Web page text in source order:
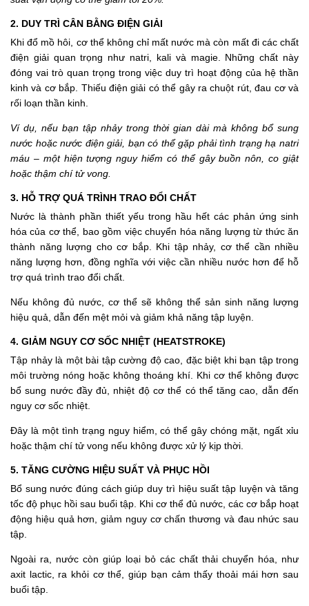
2. DUY TRÌ CÂN BẰNG ĐIỆN GIẢI
Khi đổ mồ hôi, cơ thể không chỉ mất nước mà còn mất đi các chất
điện giải quan trọng như natri, kali và magie. Những chất này
đóng vai trò quan trọng trong việc duy trì hoạt động của hệ thần
kinh và cơ bắp. Thiếu điện giải có thể gây ra chuột rút, đau cơ và
rối loạn thần kinh.
Ví dụ, nếu bạn tập nhảy trong thời gian dài mà không bổ sung
nước hoặc nước điện giải, bạn có thể gặp phải tình trạng hạ natri
máu – một hiện tượng nguy hiểm có thể gây buồn nôn, co giật
hoặc thậm chí tử vong.
3. HỖ TRỢ QUÁ TRÌNH TRAO ĐỔI CHẤT
Nước là thành phần thiết yếu trong hầu hết các phản ứng sinh
hóa của cơ thể, bao gồm việc chuyển hóa năng lượng từ thức ăn
thành năng lượng cho cơ bắp. Khi tập nhảy, cơ thể cần nhiều
năng lượng hơn, đồng nghĩa với việc cần nhiều nước hơn để hỗ
trợ quá trình trao đổi chất.
Nếu không đủ nước, cơ thể sẽ không thể sản sinh năng lượng
hiệu quả, dẫn đến mệt mỏi và giảm khả năng tập luyện.
4. GIẢM NGUY CƠ SỐC NHIỆT (HEATSTROKE)
Tập nhảy là một bài tập cường độ cao, đặc biệt khi bạn tập trong
môi trường nóng hoặc không thoáng khí. Khi cơ thể không được
bổ sung nước đầy đủ, nhiệt độ cơ thể có thể tăng cao, dẫn đến
nguy cơ sốc nhiệt.
Đây là một tình trạng nguy hiểm, có thể gây chóng mặt, ngất xỉu
hoặc thậm chí tử vong nếu không được xử lý kịp thời.
5. TĂNG CƯỜNG HIỆU SUẤT VÀ PHỤC HỒI
Bổ sung nước đúng cách giúp duy trì hiệu suất tập luyện và tăng
tốc độ phục hồi sau buổi tập. Khi cơ thể đủ nước, các cơ bắp hoạt
động hiệu quả hơn, giảm nguy cơ chấn thương và đau nhức sau
tập.
Ngoài ra, nước còn giúp loại bỏ các chất thải chuyển hóa, như
axit lactic, ra khỏi cơ thể, giúp bạn cảm thấy thoải mái hơn sau
buổi tập.